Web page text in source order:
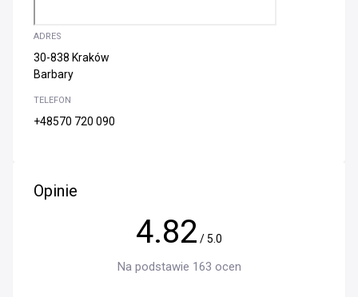
ADRES
30-838 Kraków
Barbary
TELEFON
+48570 720 090
Opinie
4.82 / 5.0
Na podstawie 163 ocen